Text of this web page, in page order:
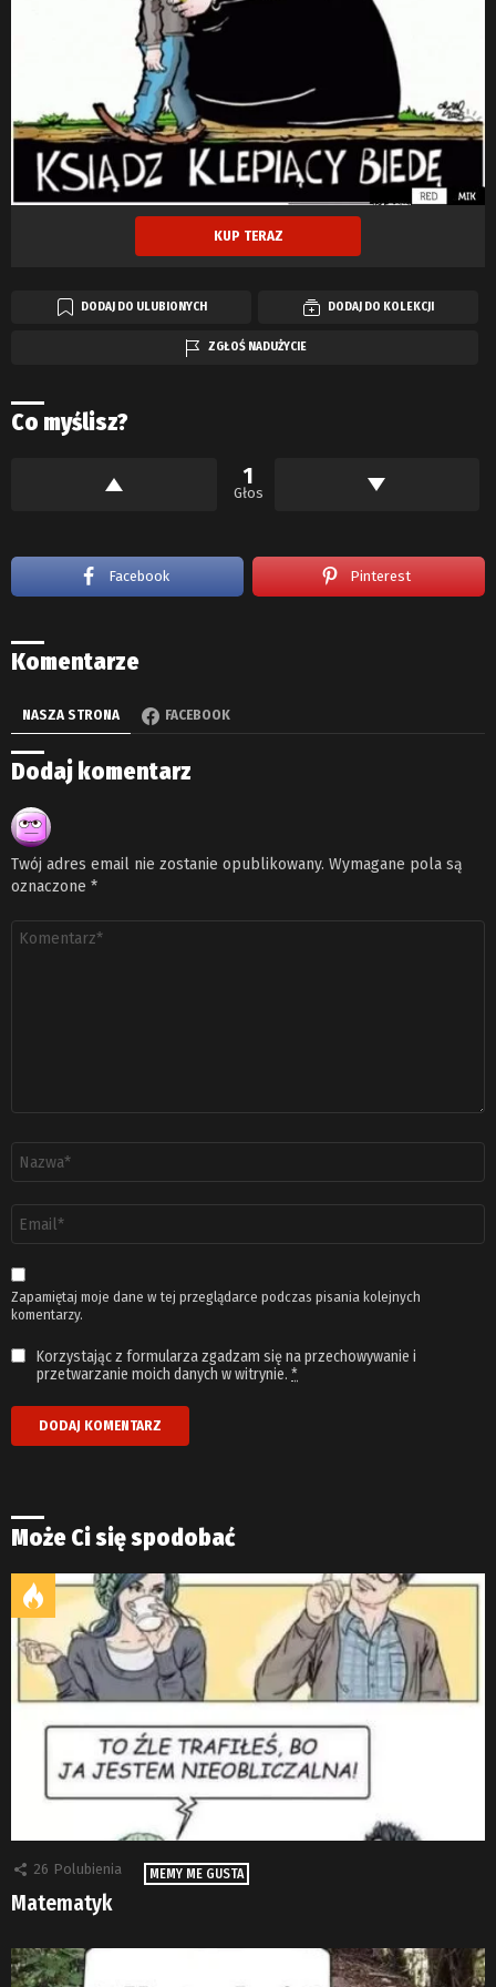
KUP TERAZ
DODAJ DO ULUBIONYCH DODAJ DO KOLEKCJI
ZGŁOŚ NADUŻYCIE
Co myślisz?
1
Głos
Facebook Pinterest
Komentarze
NASZA STRONA FACEBOOK
Dodaj komentarz
Twój adres email nie zostanie opublikowany. Wymagane pola są
oznaczone *
Komentarz
email
*
Zapamiętaj moje dane w tej przeglądarce podczas pisania kolejnych
komentarzy.
Korzystając z formularza zgadzam się na przechowywanie i
przetwarzanie moich danych w witrynie. *
Może Ci się spodobać
26 Polubienia MEMY ME GUSTA
Matematyk